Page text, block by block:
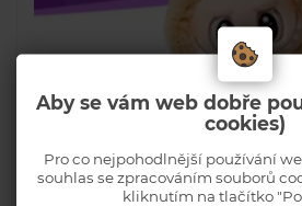
Aby se vám web dobře
cookies)
Pro co nejpohodlnější používání
souhlas se zpracováním souborů
kliknutím na tlačítko